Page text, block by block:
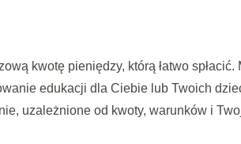
kwotę pieniędzy, którą łatwo spłacić.
edukacji dla Ciebie lub Twoich
uzależnione od kwoty, warunków i